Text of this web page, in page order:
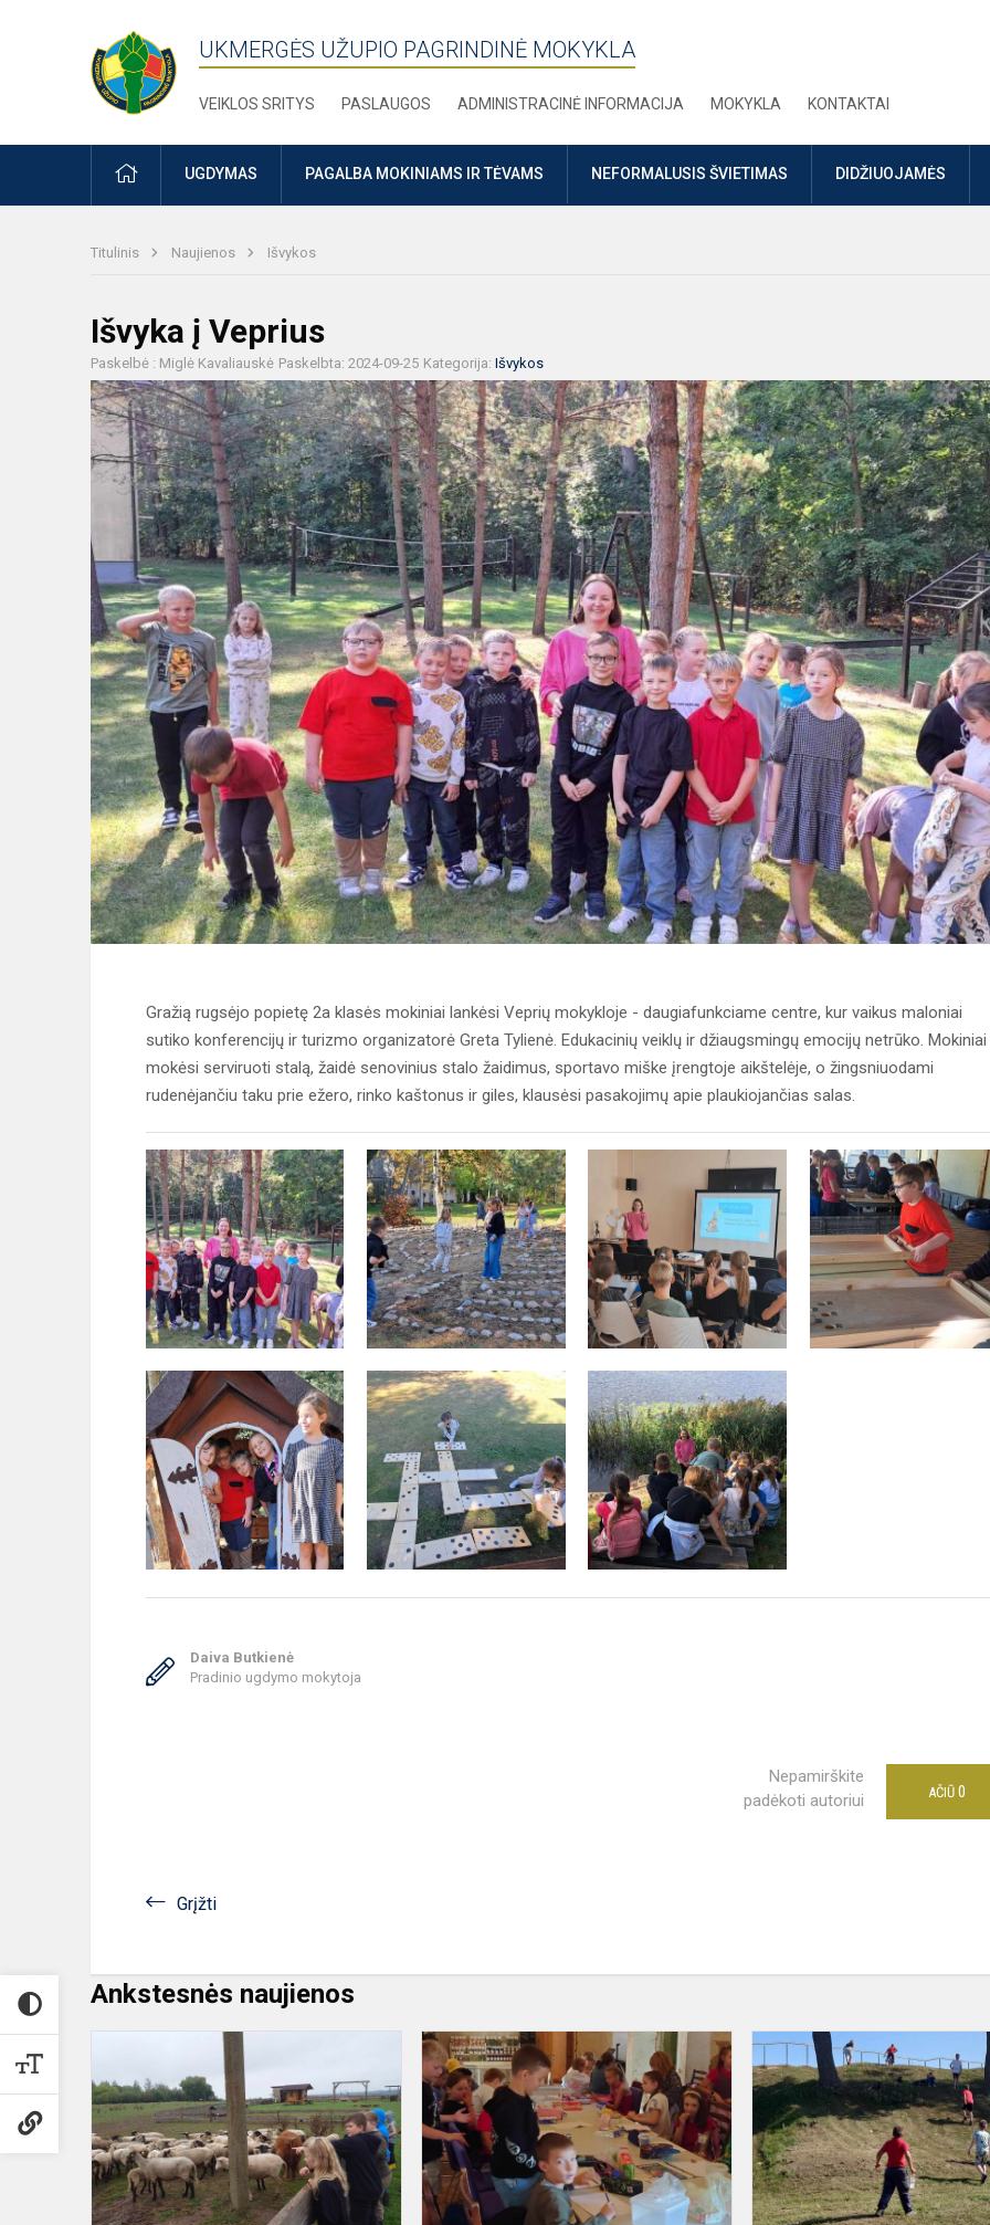
UKMERGĖS UŽUPIO PAGRINDINĖ MOKYKLA
VEIKLOS SRITYS PASLAUGOS ADMINISTRACINĖ INFORMACIJA MOKYKLA KONTAKTAI
PRADŽIAUGDYMAS PAGALBA MOKINIAMS IR TĖVAMS NEFORMALUSIS ŠVIETIMAS DIDŽIUOJAMĖS
Titulinis Naujienos Išvykos
Išvyka į Veprius
Paskelbė : Miglė Kavaliauskė Paskelbta: 2024-09-25 Kategorija: Išvykos
Gražią rugsėjo popietę 2a klasės mokiniai lankėsi Veprių mokykloje - daugiafunkciame centre, kur vaikus maloniai
sutiko konferencijų ir turizmo organizatorė Greta Tylienė. Edukacinių veiklų ir džiaugsmingų emocijų netrūko. Mokiniai
mokėsi serviruoti stalą, žaidė senovinius stalo žaidimus, sportavo miške įrengtoje aikštelėje, o žingsniuodami
rudenėjančiu taku prie ežero, rinko kaštonus ir giles, klausėsi pasakojimų apie plaukiojančias salas.
Daiva Butkienė
Pradinio ugdymo mokytoja
Nepamirškite
padėkoti autoriui
AČIŪ 0
Grįžti
Ankstesnės naujienos
gamtos
pamoka
Tuomų
ūkyje
Dailės
pamoka
Leonpolio
dvare